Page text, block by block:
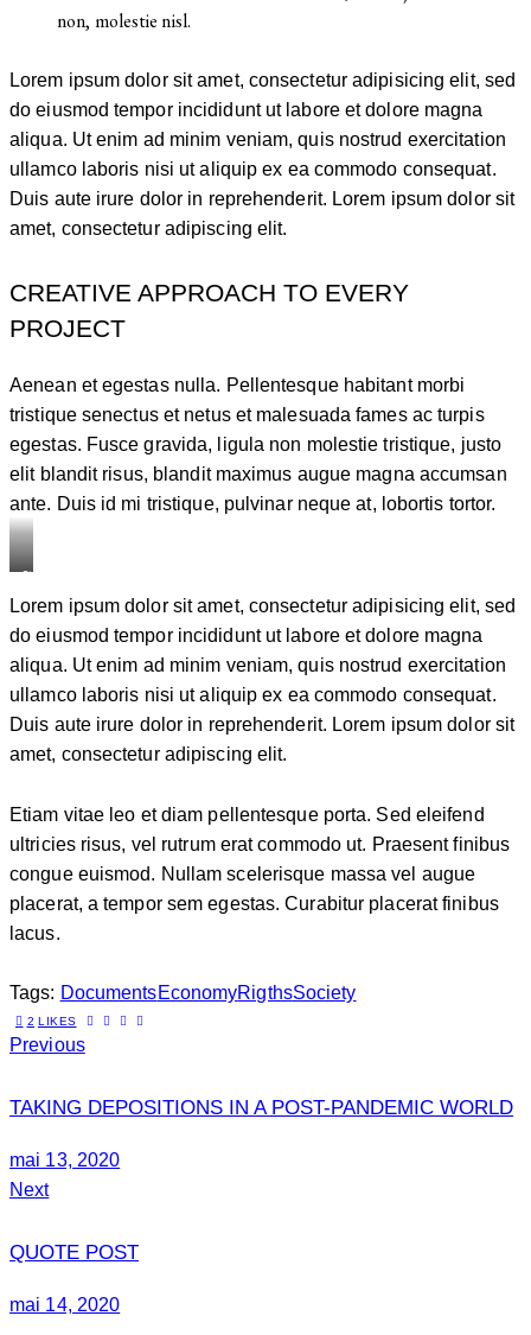
non, molestie nisl.
Lorem ipsum dolor sit amet, consectetur adipisicing elit, sed
do eiusmod tempor incididunt ut labore et dolore magna
aliqua. Ut enim ad minim veniam, quis nostrud exercitation
ullamco laboris nisi ut aliquip ex ea commodo consequat.
Duis aute irure dolor in reprehenderit. Lorem ipsum dolor sit
amet, consectetur adipiscing elit.
CREATIVE APPROACH TO EVERY
PROJECT
Aenean et egestas nulla. Pellentesque habitant morbi
tristique senectus et netus et malesuada fames ac turpis
egestas. Fusce gravida, ligula non molestie tristique, justo
elit blandit risus, blandit maximus augue magna accumsan
ante. Duis id mi tristique, pulvinar neque at, lobortis tortor.
Stet
clita
kasd
gubergren,
no
sea
sanctus
labore
et
dolore.
By
Kevin
Lorem ipsum dolor sit amet, consectetur adipisicing elit, sed
do eiusmod tempor incididunt ut labore et dolore magna
aliqua. Ut enim ad minim veniam, quis nostrud exercitation
ullamco laboris nisi ut aliquip ex ea commodo consequat.
Duis aute irure dolor in reprehenderit. Lorem ipsum dolor sit
amet, consectetur adipiscing elit.
Etiam vitae leo et diam pellentesque porta. Sed eleifend
ultricies risus, vel rutrum erat commodo ut. Praesent finibus
congue euismod. Nullam scelerisque massa vel augue
placerat, a tempor sem egestas. Curabitur placerat finibus
lacus.
Tags: DocumentsEconomyRigthsSociety
2 LIKES
Previous
TAKING DEPOSITIONS IN A POST-PANDEMIC WORLD
mai 13, 2020
Next
QUOTE POST
mai 14, 2020